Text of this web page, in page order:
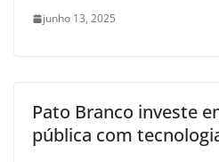
junho 13, 2025
Pato Branco investe
pública com